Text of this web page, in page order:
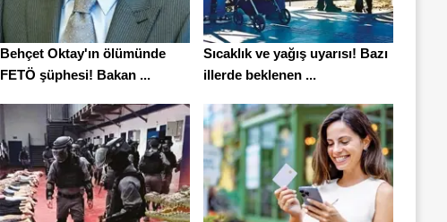
Behçet Oktay'ın ölümünde
FETÖ şüphesi! Bakan ...
Sıcaklık ve yağış uyarısı! Bazı
illerde beklenen ...